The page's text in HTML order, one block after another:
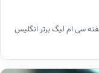
سی ام لیگ برتر انگلیس